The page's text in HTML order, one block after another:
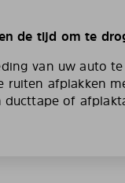
de tijd om te
van uw auto
ruiten afplakken
ducttape of